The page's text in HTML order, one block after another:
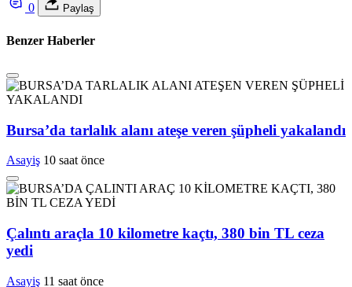
0 Paylaş
Benzer Haberler
Bursa’da tarlalık alanı ateşe veren şüpheli yakalandı
Asayiş 10 saat önce
Çalıntı araçla 10 kilometre kaçtı, 380 bin TL ceza
yedi
Asayiş 11 saat önce